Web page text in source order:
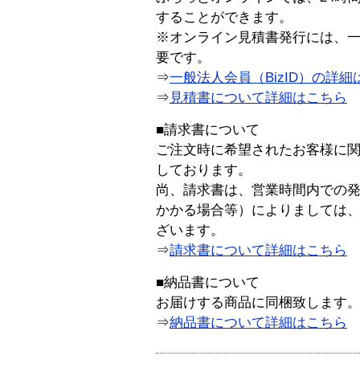
することができます。
※オンライン見積書発行には、
要です。
⇒一般法人会員（BizID）の詳細
⇒ 見積書について詳細はこちら
■請求書について
ご注文時に希望されたお客様に
しております。
尚、請求書は、営業時間内での
かかる場合等）によりましては
ざいます。
⇒請求書について詳細はこちら
■納品書について
お届けする商品に同梱致します。
⇒納品書について詳細はこちら